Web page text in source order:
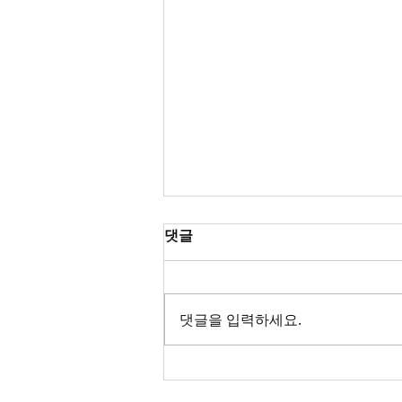
[기사] 건축가의 오브제 : 소우
댓글
댓글을 입력하세요.